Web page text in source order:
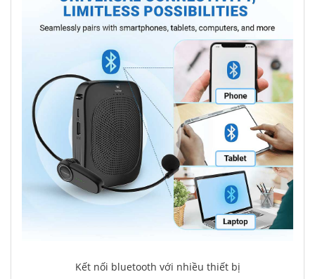
Kết nối bluetooth với nhiều thiết bị